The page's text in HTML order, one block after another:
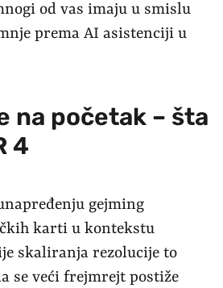
od vas imaju u smislu
prema AI asistenciji u
na početak – šta
4
gejming
karti u kontekstu
skaliranja rezolucije to
se veći frejmrejt postiže